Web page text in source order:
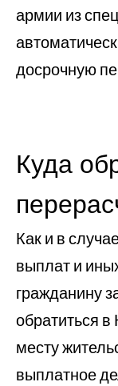
армии из
досрочную
Куда
Как и в
выплат и
гражданину
обратиться
месту
выплатное